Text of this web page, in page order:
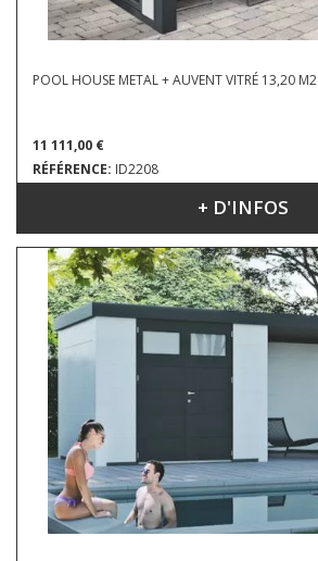
POOL HOUSE METAL + AUVENT VITRÉ 13,20 M2
11 111,00 €
RÉFÉRENCE: ID2208
DIMENSIONS : 5.52 X 2.38 M+ D'INFOS